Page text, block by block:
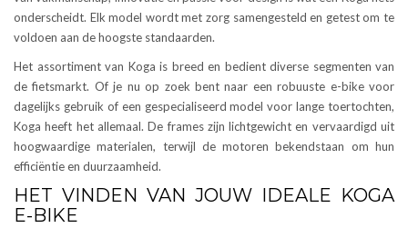
onderscheidt. Elk model wordt met zorg samengesteld en getest om te
voldoen aan de hoogste standaarden.
Het assortiment van Koga is breed en bedient diverse segmenten van
de fietsmarkt. Of je nu op zoek bent naar een robuuste e-bike voor
dagelijks gebruik of een gespecialiseerd model voor lange toertochten,
Koga heeft het allemaal. De frames zijn lichtgewicht en vervaardigd uit
hoogwaardige materialen, terwijl de motoren bekendstaan om hun
efficiëntie en duurzaamheid.
HET VINDEN VAN JOUW IDEALE KOGA
E-BIKE